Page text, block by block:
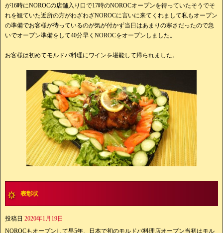
が16時にNOROCの店舗入り口で17時のNOROCオープンを待っていたそうでそ
れを観ていた近所の方がわざわざNOROCに言いに来てくれまして私もオープン
の準備でお客様が待っているのが気が付かず当日はあまりの寒さだったので急
いでオープン準備をして40分早くNOROCをオープンしました。
お客様は初めてモルドバ料理にワインを堪能して帰られました。
表彰状
投稿日 2020年1月19日
NOROCもオープンして早5年、日本で初のモルドバ料理店オープン当初はモル